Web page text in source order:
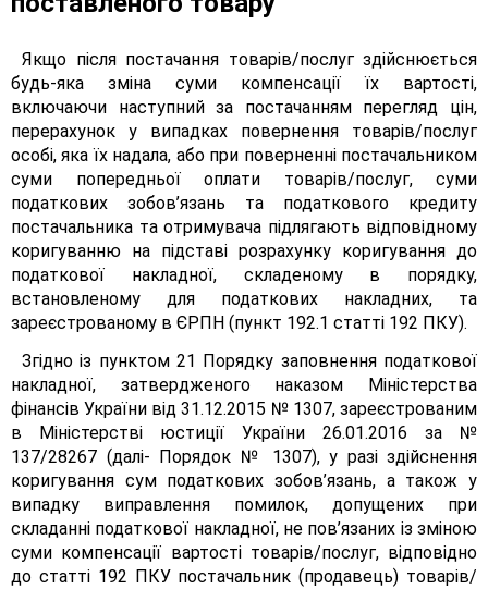
Якщо після постачання товарів/послуг здійснюється
будь-яка зміна суми компенсації їх вартості,
включаючи наступний за постачанням перегляд цін,
перерахунок у випадках повернення товарів/послуг
особі, яка їх надала, або при поверненні постачальником
суми попередньої оплати товарів/послуг, суми
податкових зобов’язань та податкового кредиту
постачальника та отримувача підлягають відповідному
коригуванню на підставі розрахунку коригування до
податкової накладної, складеному в порядку,
встановленому для податкових накладних, та
зареєстрованому в ЄРПН (пункт 192.1 статті 192 ПКУ).
Згідно із пунктом 21 Порядку заповнення податкової
накладної, затвердженого наказом Міністерства
фінансів України від 31.12.2015 № 1307, зареєстрованим
в Міністерстві юстиції України 26.01.2016 за №
137/28267 (далі- Порядок № 1307), у разі здійснення
коригування сум податкових зобов’язань, а також у
випадку виправлення помилок, допущених при
складанні податкової накладної, не пов’язаних із зміною
суми компенсації вартості товарів/послуг, відповідно
до статті 192 ПКУ постачальник (продавець) товарів/